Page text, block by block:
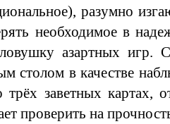
разумно
необходимое в
азартных игр.
столом в качестве
заветных картах,
проверить на